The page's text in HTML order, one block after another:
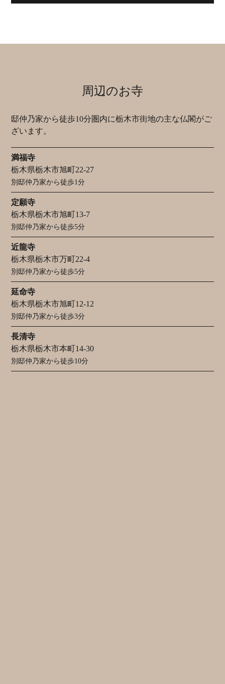
周辺のお寺
邸仲乃家から徒歩10分圏内に栃木市街地の主な仏閣がご
ざいます。
満福寺
栃木県栃木市旭町22-27
別邸仲乃家から徒歩1分
定願寺
栃木県栃木市旭町13-7
別邸仲乃家から徒歩5分
近龍寺
栃木県栃木市万町22-4
別邸仲乃家から徒歩5分
延命寺
栃木県栃木市旭町12-12
別邸仲乃家から徒歩3分
長清寺
栃木県栃木市本町14-30
別邸仲乃家から徒歩10分